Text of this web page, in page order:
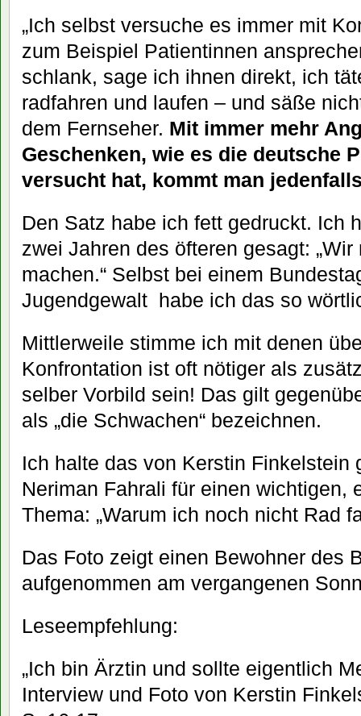
„Ich selbst versuche es immer mit
zum Beispiel Patientinnen
schlank, sage ich ihnen direkt, ich
radfahren und laufen – und säße
dem Fernseher. Mit immer mehr
Geschenken, wie es die deutsche
versucht hat, kommt man
Den Satz habe ich fett gedruckt. Ich
zwei Jahren des öfteren gesagt:
machen.“ Selbst bei einem
Jugendgewalt habe ich das so
Mittlerweile stimme ich mit denen
Konfrontation ist oft nötiger als
selber Vorbild sein! Das gilt
als „die Schwachen“ bezeichnen.
Ich halte das von Kerstin Finkelstein
Neriman Fahrali für einen wichtigen,
Thema: „Warum ich noch nicht Rad
Das Foto zeigt einen Bewohner des
aufgenommen am vergangenen
Leseempfehlung:
„Ich bin Ärztin und sollte eigentlich
Interview und Foto von Kerstin